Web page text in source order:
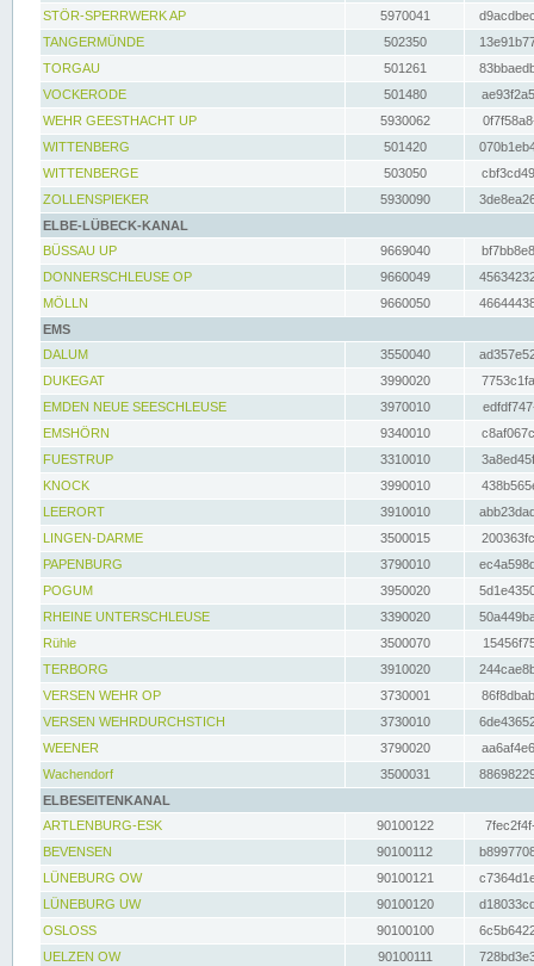
STÖR-SPERRWERK AP 5970041
TANGERMÜNDE
502350
TORGAU
501261
VOCKERODE
501480
WEHR GEESTHACHT UP
5930062
WITTENBERG
501420
WITTENBERGE
503050
ZOLLENSPIEKER
5930090
ELBE-LÜBECK-KANAL
BÜSSAU UP
9669040
DONNERSCHLEUSE OP
9660049
MÖLLN
9660050
EMS
DALUM
3550040
DUKEGAT
3990020
EMDEN NEUE SEESCHLEUSE
3970010
EMSHÖRN
9340010
FUESTRUP
3310010
KNOCK
3990010
LEERORT
3910010
LINGEN-DARME
3500015
PAPENBURG
3790010
POGUM
3950020
RHEINE UNTERSCHLEUSE
3390020
Rühle
3500070
TERBORG
3910020
VERSEN WEHR OP
3730001
VERSEN WEHRDURCHSTICH
3730010
WEENER
3790020
Wachendorf
3500031
ELBESEITENKANAL
ARTLENBURG-ESK
90100122
BEVENSEN
90100112
LÜNEBURG OW
90100121
LÜNEBURG UW
90100120
OSLOSS
90100100
UELZEN OW
90100111